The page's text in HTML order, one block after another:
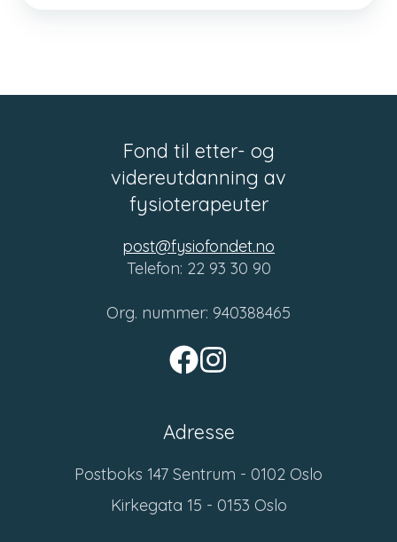
Fond til etter- og
videreutdanning av
fysioterapeuter
post@fysiofondet.no
Telefon: 22 93 30 90
Org. nummer: 940388465
Adresse
Postboks 147 Sentrum - 0102 Oslo
Kirkegata 15 - 0153 Oslo